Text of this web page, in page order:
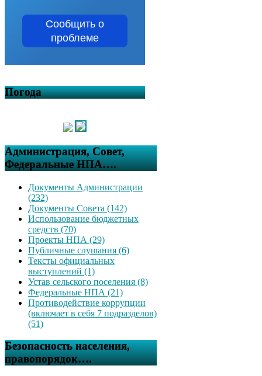
Сообщить о
проблеме
Погода
Администрация, Совет,
Федеральные НПА….
Документы Администрации
(232)
Документы Совета (142)
Использование бюджетных
средств (70)
Проекты НПА (29)
Публичные слушания (6)
Тексты официальных
выступлений (1)
Устав сельского поселения (8)
Федеральные НПА (21)
Противодействие коррупции
(включает в себя 7 подразделов)
(51)
Безопасность населения,
правопорядок….